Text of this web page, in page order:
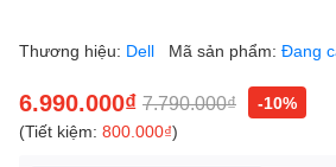
Thương hiệu: Dell Mã sản phẩm: Đang
6.990.000₫ 7.790.000₫
-10%
(Tiết kiệm: 800.000₫)